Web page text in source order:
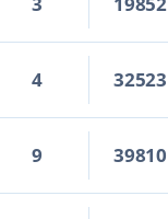
4 32523
9 39810